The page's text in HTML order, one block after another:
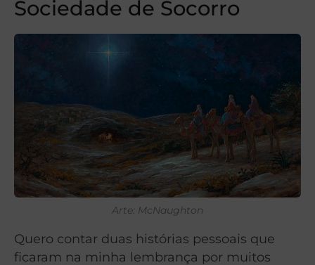
Sociedade de Socorro
Arte: McNaughton
Quero contar duas histórias pessoais que
ficaram na minha lembrança por muitos